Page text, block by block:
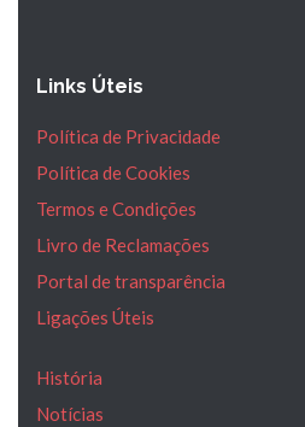
Links Úteis
Política de Privacidade
Política de Cookies
Termos e Condições
Livro de Reclamações
Portal de transparência
Ligações Úteis
História
Notícias